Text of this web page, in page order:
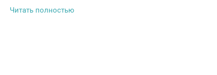
Читать полностью